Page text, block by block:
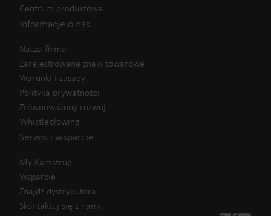
Centrum produktowe
Informacje o nas
Nasza firma
Zarejestrowane znaki towarowe
Warunki i zasady
Polityka prywatności
Zrównoważony rozwój
Whistleblowing
Serwis i wsparcie
My Kamstrup
Wsparcie
Znajdź dystrybutora
Skontaktuj się z nami